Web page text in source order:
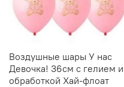
Воздушные шары У нас
Девочка! 36см с гелием и
обработкой Хай-флоат